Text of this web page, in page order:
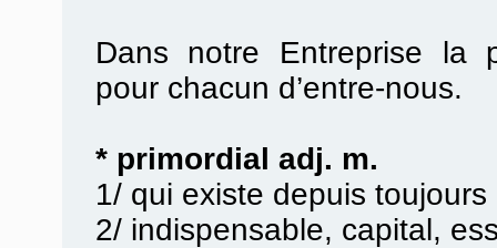
Dans notre Entreprise la
pour chacun d’entre-nous.
* primordial adj. m.
1/ qui existe depuis toujours
2/ indispensable, capital,